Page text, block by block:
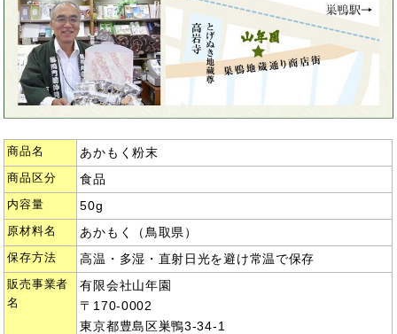
商品名 あかもく粉末
商品区分 食品
内容量 50g
原材料名 あかもく（鳥取県）
保存方法 高温・多湿・直射日光を避け常温で保存
販売事業者
名
有限会社山年園
〒170-0002
東京都豊島区巣鴨3-34-1